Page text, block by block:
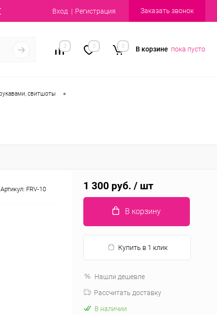
Вход Регистрация Заказать звонок
0 0 0 В корзине пока пусто
свитшоты •
Артикул: FRV-10 1 300 руб. / шт
В корзину
Купить в 1 клик
Нашли дешевле
Рассчитать доставку
В наличии